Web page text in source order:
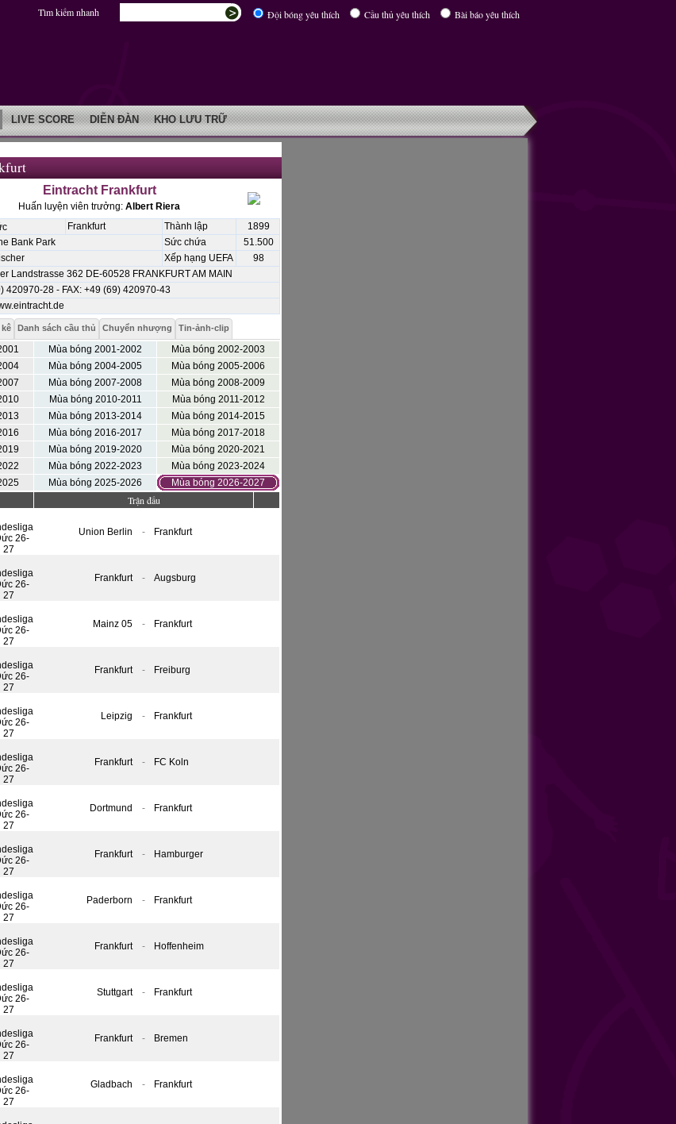
Đội bóng yêu thích Cầu thủ yêu thích Bài báo yêu thích
Tìm kiếm nhanh
LIVE SCORE DIỄN ĐÀN KHO LƯU TRỮ
Eintracht Frankfurt
Huấn luyện viên trưởng: Albert Riera
Frankfurt Thành lập
1899
Bank Park Sức chứa
51.500
Xếp hạng UEFA
98
Landstrasse 362 DE-60528 FRANKFURT AM MAIN
420970-28 - FAX: +49 (69) 420970-43
Danh sách cầu thủ Chuyển nhượng Tin-ảnh-clip
Mùa bóng 2001-2002
Mùa bóng 2002-2003
Mùa bóng 2004-2005
Mùa bóng 2005-2006
Mùa bóng 2007-2008
Mùa bóng 2008-2009
Mùa bóng 2010-2011
Mùa bóng 2011-2012
Mùa bóng 2013-2014
Mùa bóng 2014-2015
Mùa bóng 2016-2017
Mùa bóng 2017-2018
Mùa bóng 2019-2020
Mùa bóng 2020-2021
Mùa bóng 2022-2023
Mùa bóng 2023-2024
Mùa bóng 2025-2026 Mùa bóng 2026-2027
Trận đấu
Union Berlin - Frankfurt
Frankfurt - Augsburg
Mainz 05 - Frankfurt
Frankfurt - Freiburg
Leipzig - Frankfurt
Frankfurt - FC Koln
Dortmund - Frankfurt
Frankfurt - Hamburger
Paderborn - Frankfurt
Frankfurt - Hoffenheim
Stuttgart - Frankfurt
Frankfurt - Bremen
Gladbach - Frankfurt